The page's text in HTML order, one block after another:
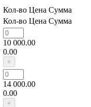
Кол-во Цена Сумма
Кол-во Цена Сумма
10 000.00
0.00
14 000.00
0.00